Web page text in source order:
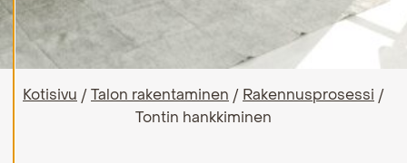
y
v
ä
k
sKotisivu /Talon rakentaminen / Rakennusprosessi /
Tontin hankkiminen